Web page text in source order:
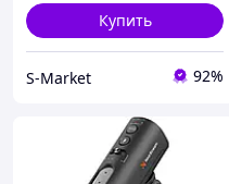
Купить
S-Market 92%